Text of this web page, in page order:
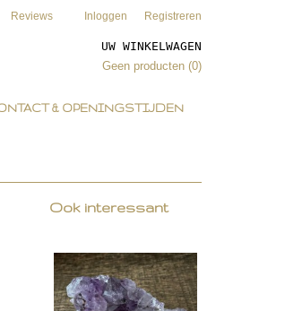
Reviews Inloggen Registreren
UW WINKELWAGEN
Geen producten (0)
& OPENINGSTIJDEN
Ook interessant